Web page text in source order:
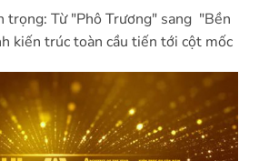
trọng: Từ "Phô Trương" sang "Bền
kiến trúc toàn cầu tiến tới cột mốc